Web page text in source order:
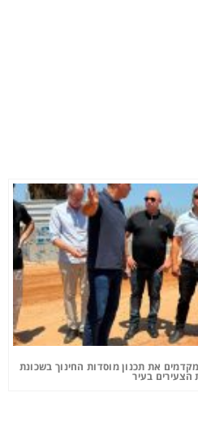
את תכנון מוסדות החינוך בשכונת
הצעירים בעיר